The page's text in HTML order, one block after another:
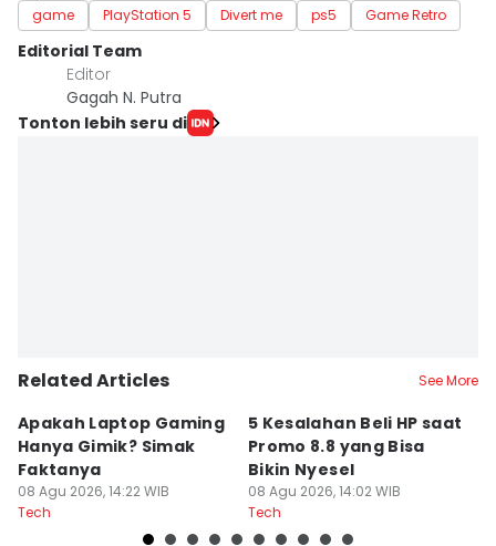
game PlayStation 5 Divert me ps5 Game Retro
Editorial Team
Editor
Gagah N. Putra
Tonton lebih seru di
Related Articles See More
Apakah Laptop Gaming
Hanya Gimik? Simak
Faktanya
08 Agu 2026, 14:22 WIB
Tech
5 Kesalahan Beli HP saat
Promo 8.8 yang Bisa
Bikin Nyesel
08 Agu 2026, 14:02 WIB
Tech